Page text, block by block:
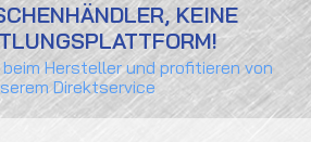
KEINE
Hersteller und profitieren von
Direktservice